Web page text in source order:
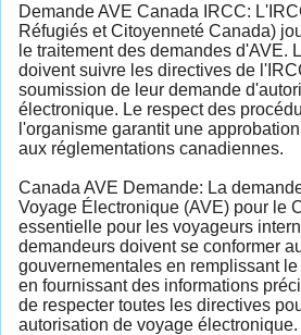
Demande AVE Canada IRCC:
Réfugiés et Citoyenneté Canada)
le traitement des demandes d'AVE.
doivent suivre les directives de
soumission de leur demande
électronique. Le respect des
l'organisme garantit une
aux réglementations canadiennes.
Canada AVE Demande: La
Voyage Électronique (AVE) pour le
essentielle pour les voyageurs
demandeurs doivent se conformer
gouvernementales en remplissant
en fournissant des informations
de respecter toutes les directives
autorisation de voyage électronique.